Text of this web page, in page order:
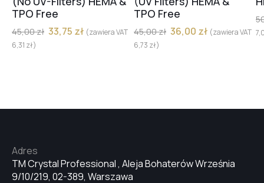
#30
#29
TPO Free
45,00zł 33,75 zł (zawiera VAT
6,31 zł)
TPO Free
45,00zł 36,00 zł (zawiera VAT
6,73 zł)
TM Crystal Professional , Aleja Bohaterów Września
9/10/219, 02-389, Warszawa
Adres